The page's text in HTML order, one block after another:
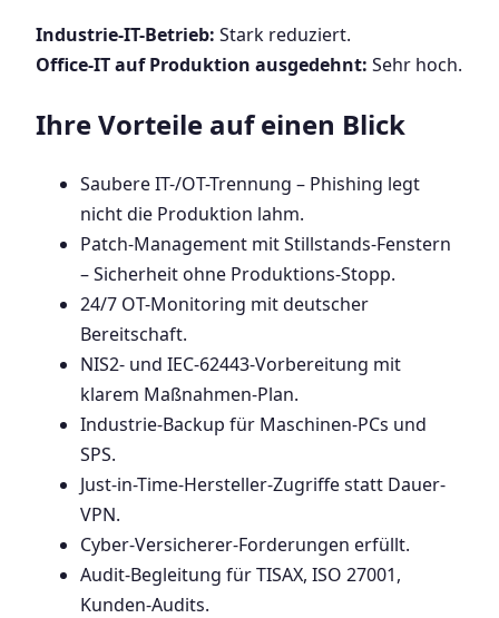
Industrie-IT-Betrieb: Stark reduziert.
Office-IT auf Produktion ausgedehnt: Sehr hoch.
Ihre Vorteile auf einen Blick
Saubere IT-/OT-Trennung – Phishing legt
nicht die Produktion lahm.
Patch-Management mit Stillstands-Fenstern
– Sicherheit ohne Produktions-Stopp.
24/7 OT-Monitoring mit deutscher
Bereitschaft.
NIS2- und IEC-62443-Vorbereitung mit
klarem Maßnahmen-Plan.
Industrie-Backup für Maschinen-PCs und
SPS.
Just-in-Time-Hersteller-Zugriffe statt Dauer-
VPN.
Cyber-Versicherer-Forderungen erfüllt.
Audit-Begleitung für TISAX, ISO 27001,
Kunden-Audits.